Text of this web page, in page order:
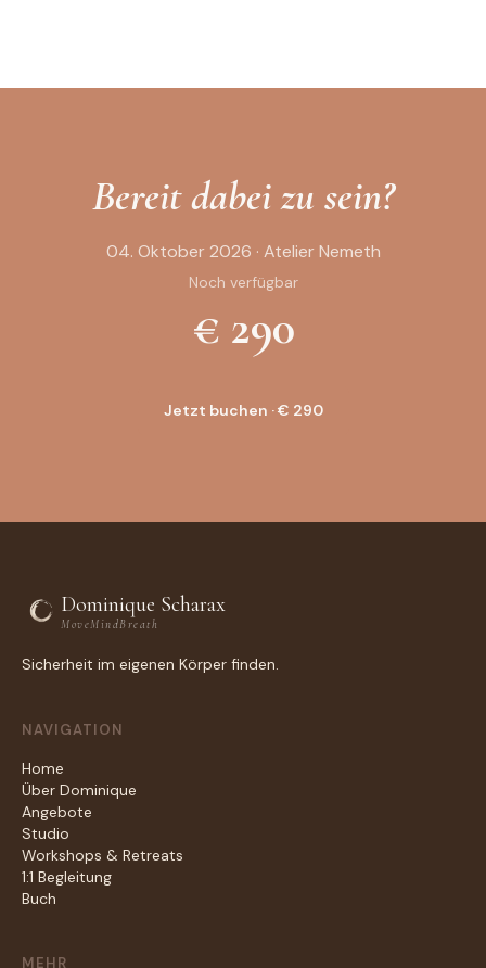
Bereit dabei zu sein?
04. Oktober 2026 · Atelier Nemeth
Noch verfügbar
€ 290
Jetzt buchen · € 290
Dominique Scharax
MoveMindBreath
Sicherheit im eigenen Körper finden.
NAVIGATION
Home
Über Dominique
Angebote
Studio
Workshops & Retreats
1:1 Begleitung
Buch
MEHR